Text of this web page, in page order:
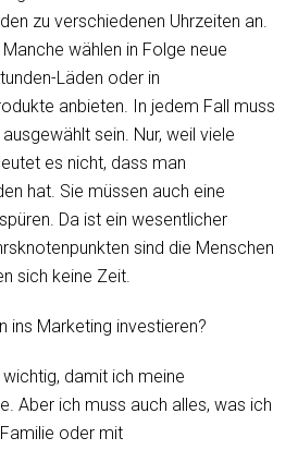
zu verschiedenen Uhrzeiten an.
wählen in Folge neue
Läden oder in
anbieten. In jedem Fall muss
sein. Nur, weil viele
es nicht, dass man
hat. Sie müssen auch eine
Da ist ein wesentlicher
sind die Menschen
sich keine Zeit.
ins Marketing investieren?
damit ich meine
Aber ich muss auch alles, was ich
oder mit